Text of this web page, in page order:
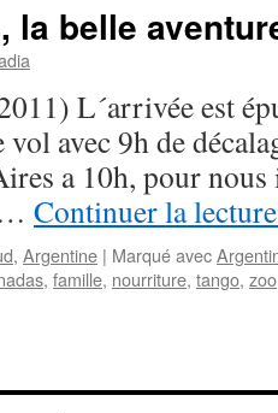
la belle
L´arrivée est
avec 9h de
a 10h, pour
Continuer la
, Argentine | Marqué avec
, famille, nourriture, tango, zoo